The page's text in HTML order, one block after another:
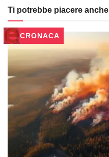
Ti potrebbe piacere anche
CRONACA